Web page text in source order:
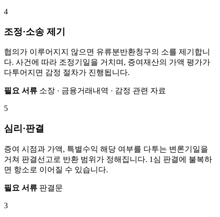
4
조정·소송 제기
협의가 이루어지지 않으면 유류분반환청구의 소를 제기합니
다. 사건에 따라 조정기일을 거치며, 증여재산의 가액 평가가
다투어지면 감정 절차가 진행됩니다.
필요 서류 소장 · 금융거래내역 · 감정 관련 자료
5
심리·판결
증여 시점과 가액, 특별수익 해당 여부를 다투는 변론기일을
거쳐 판결선고로 반환 범위가 정해집니다. 1심 판결에 불복하
면 항소로 이어질 수 있습니다.
필요 서류 판결문
3